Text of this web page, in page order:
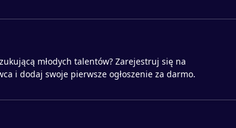
młodych talentów? Zarejestruj się na
i dodaj swoje pierwsze ogłoszenie za darmo.